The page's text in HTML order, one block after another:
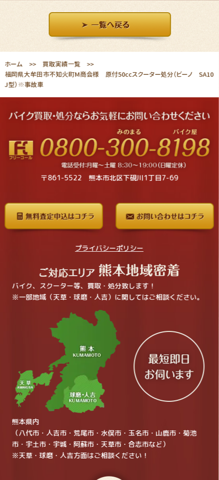
ホーム 買取実績一覧
福岡県大牟田市不知火町M商会様 原付50ccスクーター処分（ビーノ SA10
J型）※事故車
〒861-5522 熊本市北区下硯川1丁目7-69
プライバシーポリシー
バイク、スクーター等、買取・処分致します！
※一部地域（天草・球磨・人吉）に関してはご相談ください。
熊本県内
（八代市・人吉市・荒尾市・水俣市・玉名市・山鹿市・菊池
市・宇土市・宇城・阿蘇市・天草市・合志市など）
※天草・球磨・人吉方面はご相談ください！